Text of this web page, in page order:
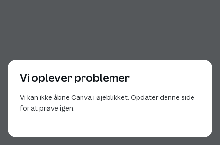
Vi oplever problemer
Vi kan ikke åbne Canva i øjeblikket. Opdater denne side
for at prøve igen.